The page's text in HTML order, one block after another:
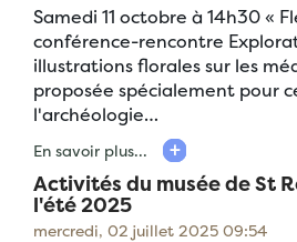
Samedi 11 octobre à 14h30 «
conférence-rencontre
illustrations florales sur les
proposée spécialement pour
l'archéologie…
En savoir plus...
Activités du musée de St
l'été 2025
mercredi, 02 juillet 2025 09:54